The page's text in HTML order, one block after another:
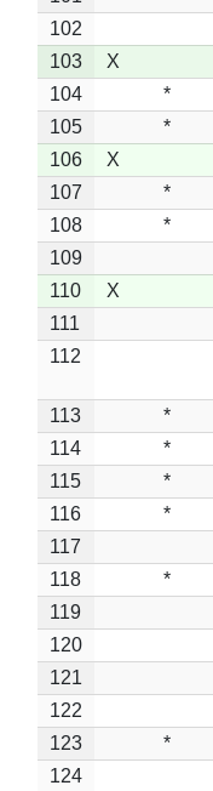
102
103
X
104
*
105
*
106
X
107
*
108
*
109
110
X
111
112
113
*
114
*
115
*
116
*
117
118
*
119
120
121
122
123
*
124